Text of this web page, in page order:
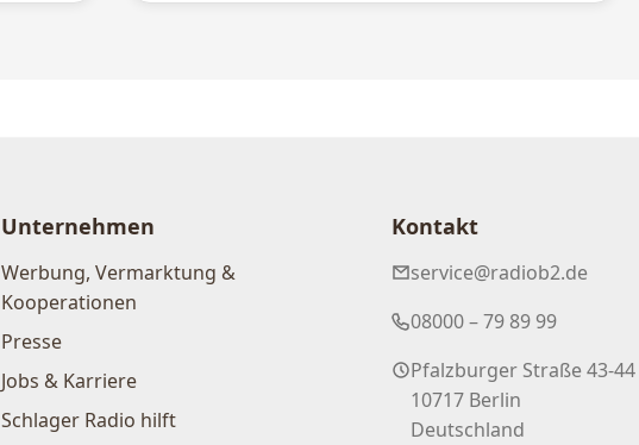
Unternehmen
Werbung, Vermarktung &
Kooperationen
Presse
Jobs & Karriere
Schlager Radio hilft
Kontakt
service@radiob2.de
08000 – 79 89 99
Pfalzburger Straße 43-44
10717 Berlin
Deutschland